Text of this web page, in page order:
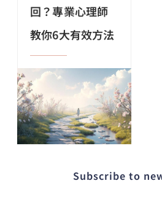
回？專業心理師
教你6大有效方法
Subscribe to